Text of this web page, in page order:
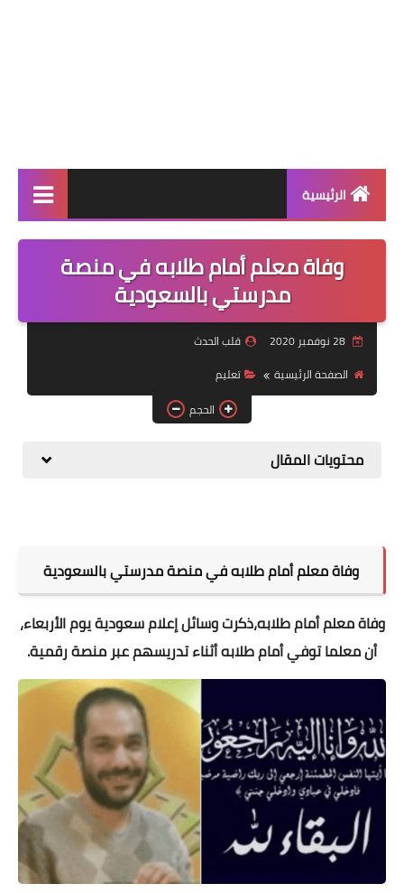
الرئيسية
عالمية
فن
صحة وجمال
المطبخ
علوم وتكنولوجيا
تعليم
وظائف خالية
عروض
وفاة معلم أمام طلابه في منصة
مدرستي بالسعودية
28 نوفمبر 2020
قلب الحدث
الصفحة الرئيسية
تعليم
الحجم
محتويات المقال
وفاة معلم أمام طلابه في منصة مدرستي بالسعودية
وفاة معلم أمام طلابه،ذكرت وسائل إعلام سعودية يوم الأربعاء،
أن معلما توفي أمام طلابه أثناء تدريسهم عبر منصة رقمية.